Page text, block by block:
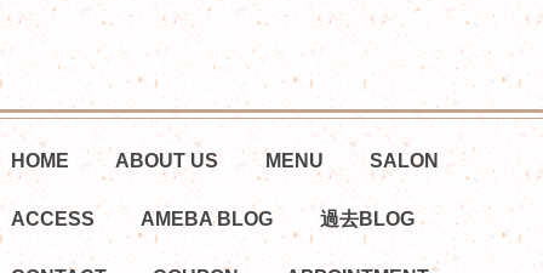
HOME ABOUT US MENU SALON
ACCESS AMEBA BLOG 過去BLOG